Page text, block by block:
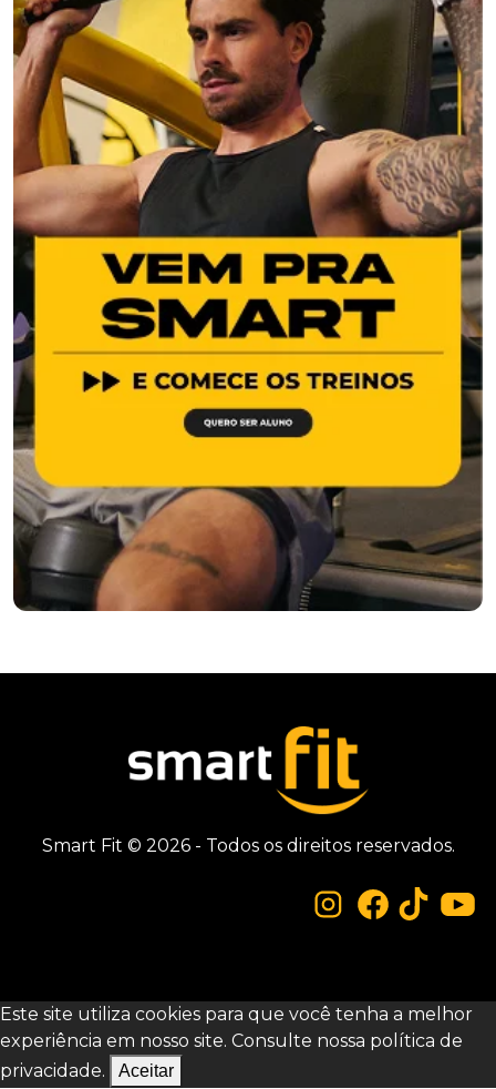
Smart Fit © 2026 - Todos os direitos reservados.
Este site utiliza cookies para que você tenha a melhor
experiência em nosso site. Consulte nossa política de
privacidade.
Aceitar